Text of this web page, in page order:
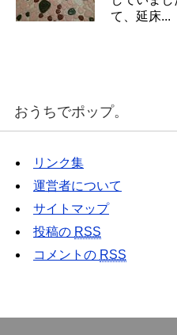
て、延床...
おうちでポップ。
リンク集
運営者について
サイトマップ
投稿の RSS
コメントの RSS